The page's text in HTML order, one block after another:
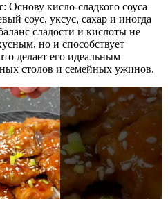
: Основу кисло-сладкого соуса
соус, уксус, сахар и иногда
сладости и кислоты не
но и способствует
делает его идеальным
столов и семейных ужинов.